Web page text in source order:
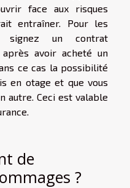
face aux risques
entraîner. Pour les
signez un contrat
avoir acheté un
ce cas la possibilité
en otage et que vous
autre. Ceci est valable
de
?